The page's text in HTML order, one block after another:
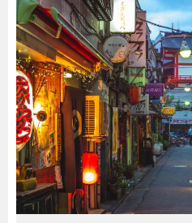
副業
グルメ
暮らし